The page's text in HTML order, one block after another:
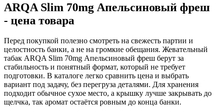
ARQA Slim 70mg Апельсиновый фреш
- цена товара
Перед покупкой полезно смотреть на свежесть партии и
целостность банки, а не на громкие обещания. Жевательный
табак ARQA Slim 70mg Апельсиновый фреш берут за
стабильность и понятный формат, который не требует
подготовки. В каталоге легко сравнить цена и выбрать
вариант под задачу, без перегруза деталями. Для хранения
подходит обычное сухое место, а крышку лучше закрывать до
щелчка, так аромат остаётся ровным до конца банки.